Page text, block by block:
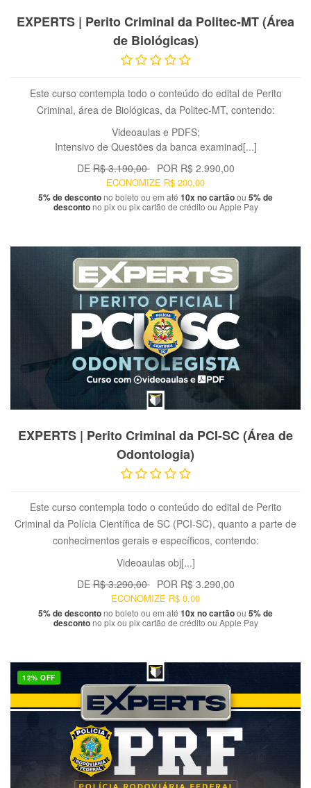
EXPERTS | Perito Criminal da Politec-MT (Área
de Biológicas)
Este curso contempla todo o conteúdo do edital de Perito
Criminal, área de Biológicas, da Politec-MT, contendo:
Videoaulas e PDFS;
Intensivo de Questões da banca examinad[...]
DE R$ 3.190,00 POR R$ 2.990,00
ECONOMIZE R$ 200,00
5% de descontono boleto ou em até 10x no cartãoou 5% de
descontono pix ou pix cartão de crédito ou Apple Pay
EXPERTS | Perito Criminal da PCI-SC (Área de
Odontologia)
Este curso contempla todo o conteúdo do edital de Perito
Criminal da Polícia Científica de SC (PCI-SC), quanto a parte de
conhecimentos gerais e específicos, contendo:
Videoaulas obj[...]
DE R$ 3.290,00 POR R$ 3.290,00
ECONOMIZE R$ 0,00
5% de descontono boleto ou em até 10x no cartãoou 5% de
descontono pix ou pix cartão de crédito ou Apple Pay
12% OFF